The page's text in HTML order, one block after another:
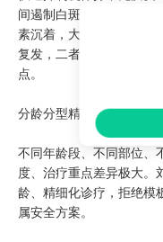
间遏制白斑扩散；精准刺
素沉着，大幅缩短复色周
复发，二者优势互补，完
点。
分龄分型精细化诊疗，适
不同年龄段、不同部位、
度、治疗重点差异极大。
龄、精细化诊疗，拒绝模
属安全方案。